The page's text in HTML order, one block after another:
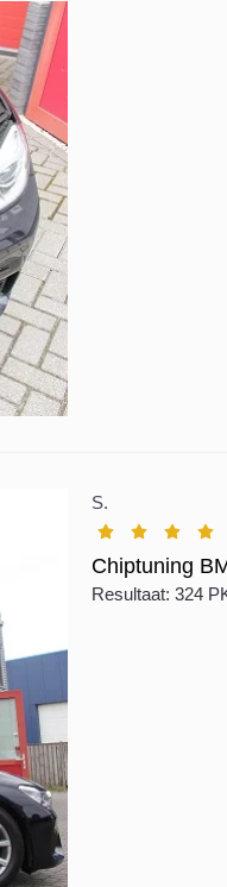
S.
Chiptuning
Resultaat: 324